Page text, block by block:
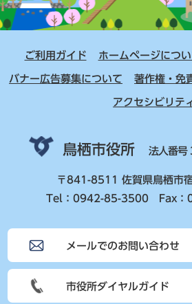
ご利用ガイド ホームページにつ
バナー広告募集について 著作権・免
アクセシビリテ
鳥栖市役所 法人番
〒841-8511 佐賀県鳥栖市
Tel：0942-85-3500 Fax：
メールでのお問い合わせ
市役所ダイヤルガイド